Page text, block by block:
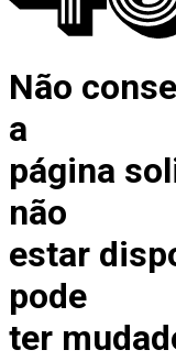
Não
a
página
não
estar
pode
ter